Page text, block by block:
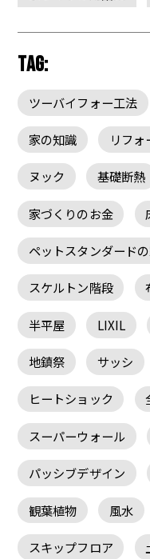
TAG:
ツーバイフォー工法
家の知識 リフォ
ヌック 基礎断熱
家づくりのお金
ペットスタンダード
スケルトン階段
半平屋 LIXIL
地鎮祭 サッシ
ヒートショック
スーパーウォール
パッシブデザイン
観葉植物 風水
スキップフロア